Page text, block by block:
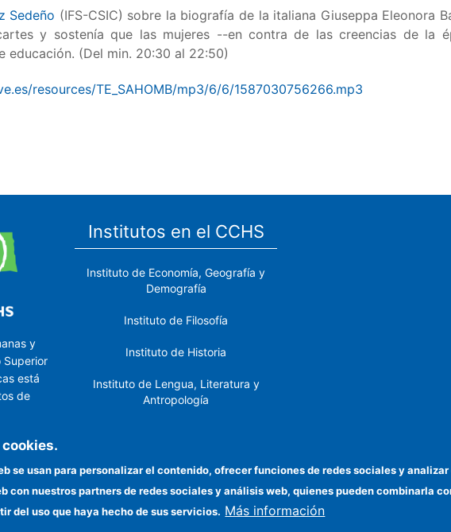
Sedeño (IFS-CSIC) sobre la biografía de la italiana Giuseppa Eleonora
y sostenía que las mujeres --en contra de las creencias de la
educación. (Del min. 20:30 al 22:50)
resources/TE_SAHOMB/mp3/6/6/1587030756266.mp3
y
Superior
está
de
Institutos en el CCHS
Instituto de Economía, Geografía y
Demografía
Instituto de Filosofía
Instituto de Historia
Instituto de Lengua, Literatura y
Antropología
Próximo
Instituto de Políticas y Bienes
Públicos
se usan para personalizar el contenido, ofrecer funciones de redes sociales y
con nuestros partners de redes sociales y análisis web, quienes pueden combinarla
del uso que haya hecho de sus servicios. Más información